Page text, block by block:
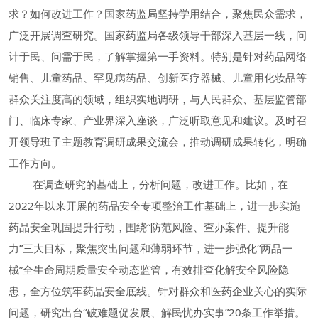
求？如何改进工作？国家药监局坚持学用结合，聚焦民众需求，
广泛开展调查研究。国家药监局各级领导干部深入基层一线，问
计于民、问需于民，了解掌握第一手资料。特别是针对药品网络
销售、儿童药品、罕见病药品、创新医疗器械、儿童用化妆品等
群众关注度高的领域，组织实地调研，与人民群众、基层监管部
门、临床专家、产业界深入座谈，广泛听取意见和建议。及时召
开领导班子主题教育调研成果交流会，推动调研成果转化，明确
工作方向。
在调查研究的基础上，分析问题，改进工作。比如，在
2022年以来开展的药品安全专项整治工作基础上，进一步实施
药品安全巩固提升行动，围绕“防范风险、查办案件、提升能
力”三大目标，聚焦突出问题和薄弱环节，进一步强化“两品一
械”全生命周期质量安全动态监管，有效排查化解安全风险隐
患，全方位筑牢药品安全底线。针对群众和医药企业关心的实际
问题，研究出台“破难题促发展、解民忧办实事”20条工作举措。